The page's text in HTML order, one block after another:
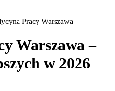
Pracy Warszawa
Warszawa –
w 2026